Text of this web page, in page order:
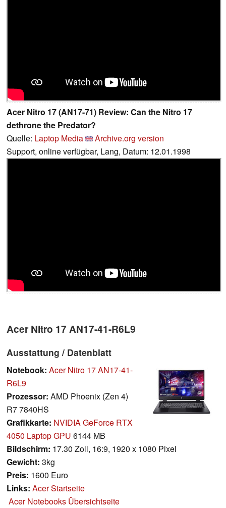
Acer Nitro 17 (AN17-71) Review: Can the Nitro 17
dethrone the Predator?
Quelle: Laptop Media
Archive.org version
Support, online verfügbar, Lang, Datum: 12.01.1998
Acer Nitro 17 AN17-41-R6L9
Ausstattung / Datenblatt
Notebook: Acer Nitro 17 AN17-41-
R6L9
Prozessor: AMD Phoenix (Zen 4)
R7 7840HS
Grafikkarte: NVIDIA GeForce RTX
4050 Laptop GPU 6144 MB
Bildschirm: 17.30 Zoll, 16:9, 1920 x 1080 Pixel
Gewicht: 3kg
Preis: 1600 Euro
Links: Acer Startseite
Acer Notebooks Übersichtseite